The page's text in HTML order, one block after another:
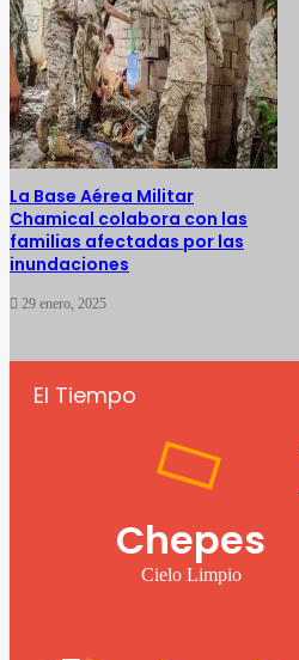
La Base Aérea Militar
Chamical colabora con las
familias afectadas por las
inundaciones
29 enero, 2025
El Tiempo
Chepes
Cielo Limpio